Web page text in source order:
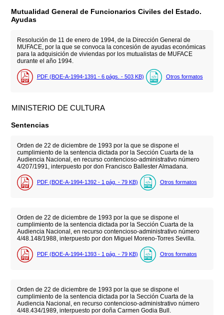
Mutualidad General de Funcionarios Civiles del Estado.
Ayudas
Resolución de 11 de enero de 1994, de la Dirección General de
MUFACE, por la que se convoca la concesión de ayudas económicas
para la adquisición de viviendas por los mutualistas de MUFACE
durante el año 1994.
PDF (BOE-A-1994-1391 - 6 págs. - 503 KB) Otros formatos
MINISTERIO DE CULTURA
Sentencias
Orden de 22 de diciembre de 1993 por la que se dispone el
cumplimiento de la sentencia dictada por la Sección Cuarta de la
Audiencia Nacional, en recurso contencioso-administrativo número
4/207/1991, interpuesto por don Francisco Ballester Almadana.
PDF (BOE-A-1994-1392 - 1 pág. - 79 KB) Otros formatos
Orden de 22 de diciembre de 1993 por la que se dispone el
cumplimiento de la sentencia dictada por la Sección Cuarta de la
Audiencia Nacional, en recurso contencioso-administrativo número
4/48.148/1988, interpuesto por don Miguel Moreno-Torres Sevilla.
PDF (BOE-A-1994-1393 - 1 pág. - 79 KB) Otros formatos
Orden de 22 de diciembre de 1993 por la que se dispone el
cumplimiento de la sentencia dictada por la Sección Cuarta de la
Audiencia Nacional, en recurso contencioso-administrativo número
4/48.434/1989, interpuesto por doña Carmen Godia Bull.